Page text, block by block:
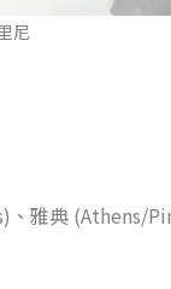
尼
雅典 (Athens/